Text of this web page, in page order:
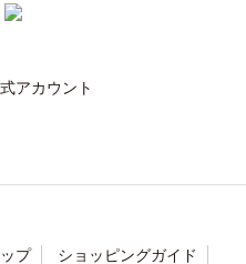
アカウント
プ
ショッピングガイド